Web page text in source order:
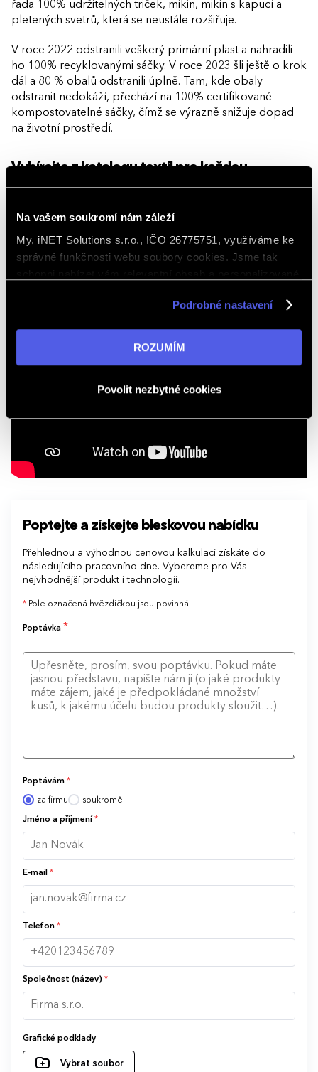
Na vašem soukromí nám záleží
My, iNET Solutions s.r.o., IČO 26775751, využíváme ke
správné funkčnosti webu soubory cookies. Jsme tak
v reklamní síti na ostatních webech. Kliknutím na tlačítko
informací navštivte naši stránkuzásadách ochrany
Podrobné nastavení
ROZUMÍM
Povolit nezbytné cookies
řada 100% udržitelných triček, mikin, mikin s kapucí a
pletených svetrů, která se neustále rozšiřuje.
V roce 2022 odstranili veškerý primární plast a nahradili
ho 100% recyklovanými sáčky. V roce 2023 šli ještě o krok
dál a 80 % obalů odstranili úplně. Tam, kde obaly
odstranit nedokáží, přechází na 100% certifikované
kompostovatelné sáčky, čímž se výrazně snižuje dopad
na životní prostředí.
Vybírejte z katalogu textil pro každou
příležitost značky AWDis
PRODUKTY ZNAČKY AWDIS
Poptejte a získejte bleskovou nabídku
Přehlednou a výhodnou cenovou kalkulaci získáte do
následujícího pracovního dne. Vybereme pro Vás
nejvhodnější produkt i technologii.
* Pole označená hvězdičkou jsou povinná
Poptávka *
Poptávám *
za firmu soukromě
Jméno a příjmení *
E-mail *
Telefon *
Společnost (název) *
Grafické podklady
Vybrat soubor